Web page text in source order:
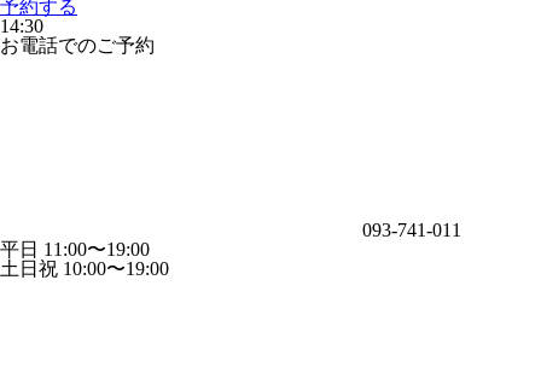
予約する
14:30
お電話でのご予約
093-741-011
平日 11:00〜19:00
土日祝 10:00〜19:00